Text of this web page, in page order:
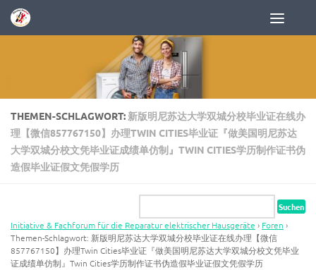
Zum Inhalt springen
THEMEN-SCHLAGWORT: 新版明尼苏达大学双城分校毕业证在线办
理【微信857767150】办理TWIN CITIES毕业证『做美国明尼苏达
大学双城分校文凭毕业证成绩单仿制』TWIN CITIES学历制作证书伪
造假毕业证假文凭假学历
Initiative & Fachforum für die Reparatur elektrischer Hausgeräte › Foren ›
Themen-Schlagwort: 新版明尼苏达大学双城分校毕业证在线办理【微信
857767150】办理Twin Cities毕业证『做美国明尼苏达大学双城分校文凭毕业
证成绩单仿制』Twin Cities学历制作证书伪造假毕业证假文凭假学历